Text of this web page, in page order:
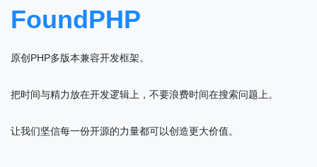
FoundPHP
原创PHP多版本兼容开发框架。
把时间与精力放在开发逻辑上，不要浪费时间在搜索问题上。
让我们坚信每一份开源的力量都可以创造更大价值。